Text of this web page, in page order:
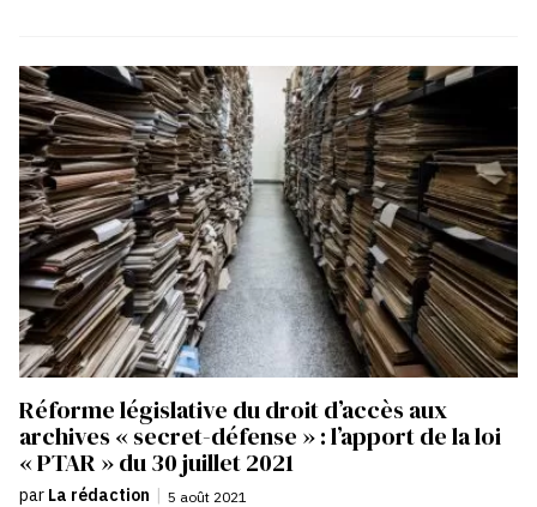
Réforme législative du droit d’accès aux
archives « secret-défense » : l’apport de la loi
« PTAR » du 30 juillet 2021
par La rédaction | 5 août 2021